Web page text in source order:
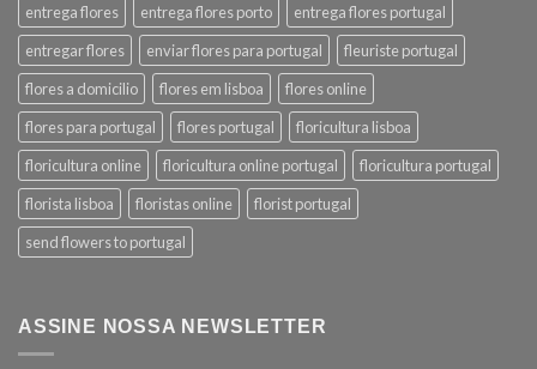
entrega flores
entrega flores porto
entrega flores portugal
entregar flores
enviar flores para portugal
fleuriste portugal
flores a domicilio
flores em lisboa
flores online
flores para portugal
flores portugal
floricultura lisboa
floricultura online
floricultura online portugal
floricultura portugal
florista lisboa
floristas online
florist portugal
send flowers to portugal
ASSINE NOSSA NEWSLETTER